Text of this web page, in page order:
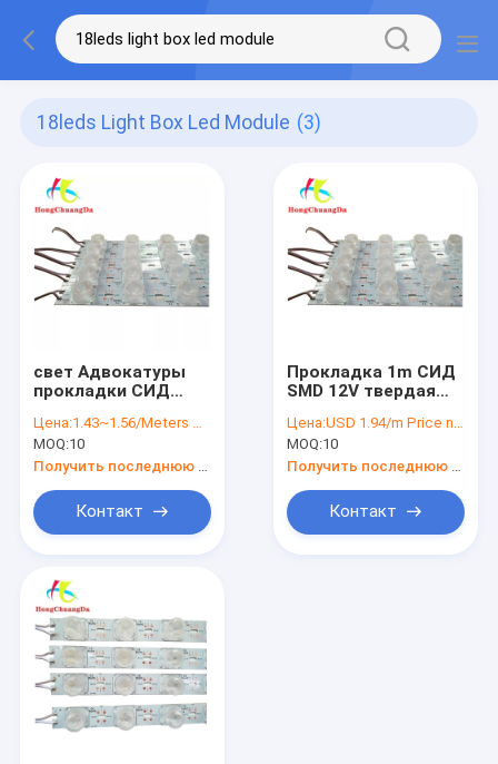
18leds Light Box Led Module (3)
свет Адвокатуры
прокладки СИД
СИД светлой
коробки 18LEDs
твердый
Цена:1.43~1.56/Meters Price negotiable
MOQ:10
Контакт
Прокладка 1m СИД
SMD 12V твердая
освещения светлой
коробки
домашнего
Цена:USD 1.94/m Price negotiable
MOQ:10
Контакт